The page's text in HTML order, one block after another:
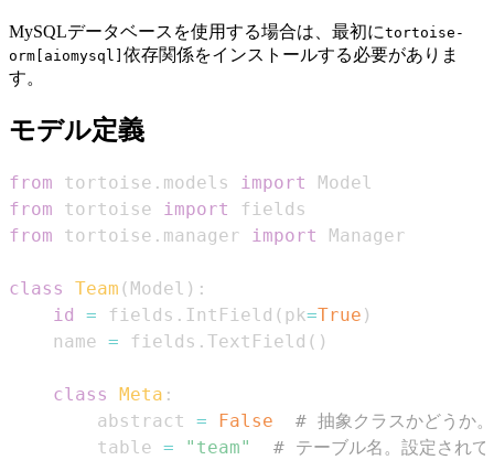
MySQLデータベースを使用する場合は、最初にtortoise-
orm[aiomysql] 依存関係をインストールする必要がありま
す。
モデル定義
from tortoise . models import
from tortoise import
from tortoise . manager import
class Team ( Model ) :
id
= fields . IntField ( pk=True )
    name
= fields . TextField ( )
class Meta :
        abstract
= False
# 抽象クラスかどうか
        table
= "team"
# テーブル名。設定されて